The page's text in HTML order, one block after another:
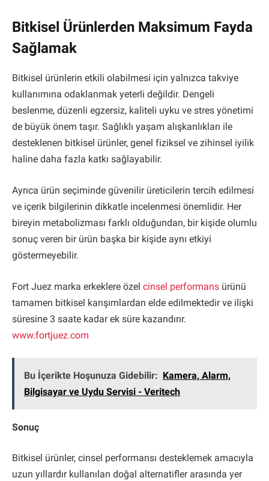
Bitkisel Ürünlerden Maksimum Fayda
Sağlamak
Bitkisel ürünlerin etkili olabilmesi için yalnızca takviye
kullanımına odaklanmak yeterli değildir. Dengeli
beslenme, düzenli egzersiz, kaliteli uyku ve stres yönetimi
de büyük önem taşır. Sağlıklı yaşam alışkanlıkları ile
desteklenen bitkisel ürünler, genel fiziksel ve zihinsel iyilik
haline daha fazla katkı sağlayabilir.
Ayrıca ürün seçiminde güvenilir üreticilerin tercih edilmesi
ve içerik bilgilerinin dikkatle incelenmesi önemlidir. Her
bireyin metabolizması farklı olduğundan, bir kişide olumlu
sonuç veren bir ürün başka bir kişide aynı etkiyi
göstermeyebilir.
Fort Juez marka erkeklere özel cinsel performans ürünü
tamamen bitkisel karışımlardan elde edilmektedir ve ilişki
süresine 3 saate kadar ek süre kazandırır.
www.fortjuez.com
Bu İçerikte Hoşunuza Gidebilir: Kamera, Alarm,
Bilgisayar ve Uydu Servisi - Veritech
Sonuç
Bitkisel ürünler, cinsel performansı desteklemek amacıyla
uzun yıllardır kullanılan doğal alternatifler arasında yer